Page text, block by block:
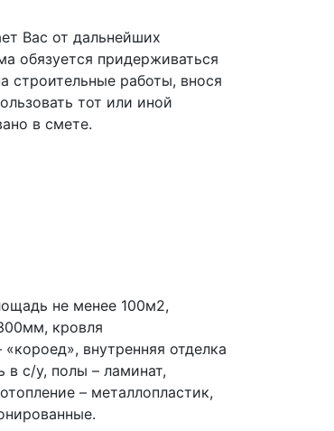
Вас от дальнейших
обязуется придерживаться
строительные работы, внося
тот или иной
в смете.
не менее 100м2,
кровля
внутренняя отделка
в с/у, полы – ламинат,
– металлопластик,